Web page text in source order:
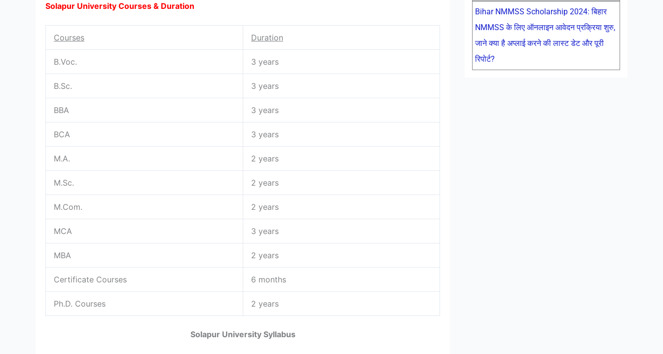
Solapur University Courses & Duration
Courses Duration
B.Voc. 3 years
B.Sc. 3 years
BBA 3 years
BCA 3 years
M.A. 2 years
M.Sc. 2 years
M.Com. 2 years
MCA 3 years
MBA 2 years
Certificate Courses 6 months
Ph.D. Courses 2 years
Solapur University Syllabus
Bihar NMMSS Scholarship 2024: बिहार
NMMSS के लिए ऑनलाइन आवेदन प्रक्रिया शुरु,
जाने क्या है अप्लाई करने की लास्ट डेट और पूरी
रिपोर्ट?